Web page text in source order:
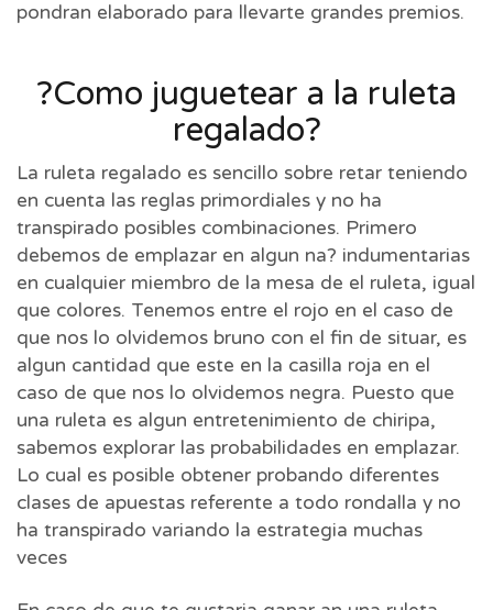
pondran elaborado para llevarte grandes premios.
?Como juguetear a la ruleta
regalado?
La ruleta regalado es sencillo sobre retar teniendo
en cuenta las reglas primordiales y no ha
transpirado posibles combinaciones. Primero
debemos de emplazar en algun na? indumentarias
en cualquier miembro de la mesa de el ruleta, igual
que colores. Tenemos entre el rojo en el caso de
que nos lo olvidemos bruno con el fin de situar, es
algun cantidad que este en la casilla roja en el
caso de que nos lo olvidemos negra. Puesto que
una ruleta es algun entretenimiento de chiripa,
sabemos explorar las probabilidades en emplazar.
Lo cual es posible obtener probando diferentes
clases de apuestas referente a todo rondalla y no
ha transpirado variando la estrategia muchas
veces